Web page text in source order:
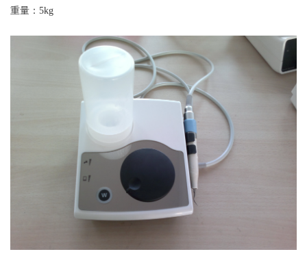
重量： 5kg